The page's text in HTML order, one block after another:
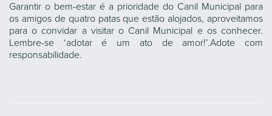
Garantir o bem-estar é a prioridade do Canil Municipal para
os amigos de quatro patas que estão alojados, aproveitamos
para o convidar a visitar o Canil Municipal e os conhecer.
Lembre-se ‘adotar é um ato de amor!’.Adote com
responsabilidade.